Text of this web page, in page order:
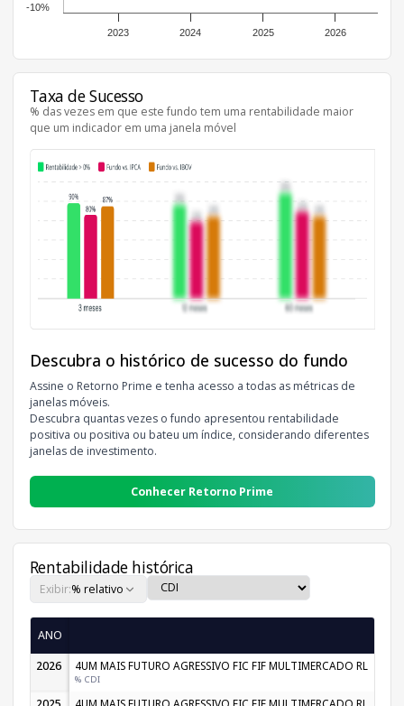
2023 2024 2025 2026
-10%
Taxa de Sucesso
% das vezes em que este fundo tem uma rentabilidade maior
que um indicador em uma janela móvel
Descubra o histórico de sucesso do fundo
Assine o Retorno Prime e tenha acesso a todas as métricas de
janelas móveis.
Descubra quantas vezes o fundo apresentou rentabilidade
positiva ou positiva ou bateu um índice, considerando diferentes
janelas de investimento.
Conhecer Retorno Prime
Rentabilidade histórica
Exibir:% relativo
ANO
2026
4UM MAIS FUTURO AGRESSIVO FIC FIF MULTIMERCADO RL
% CDI